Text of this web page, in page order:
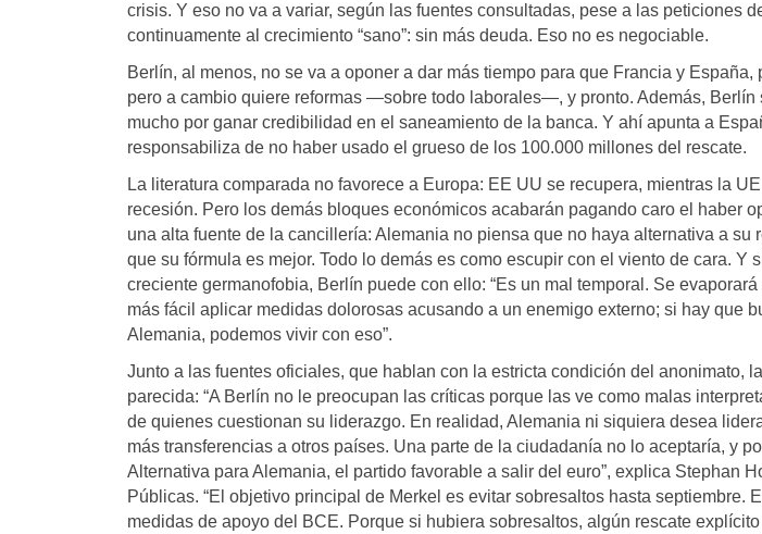
crisis. Y eso no va a variar, según las fuentes consultadas, pese a las peticiones
continuamente al crecimiento “sano”: sin más deuda. Eso no es negociable.
Berlín, al menos, no se va a oponer a dar más tiempo para que Francia y España,
pero a cambio quiere reformas —sobre todo laborales—, y pronto. Además, Berlín
mucho por ganar credibilidad en el saneamiento de la banca. Y ahí apunta a
responsabiliza de no haber usado el grueso de los 100.000 millones del rescate.
La literatura comparada no favorece a Europa: EE UU se recupera, mientras la
recesión. Pero los demás bloques económicos acabarán pagando caro el haber
una alta fuente de la cancillería: Alemania no piensa que no haya alternativa a su
que su fórmula es mejor. Todo lo demás es como escupir con el viento de cara. Y
creciente germanofobia, Berlín puede con ello: “Es un mal temporal. Se
más fácil aplicar medidas dolorosas acusando a un enemigo externo; si hay que
Alemania, podemos vivir con eso”.
Junto a las fuentes oficiales, que hablan con la estricta condición del anonimato,
parecida: “A Berlín no le preocupan las críticas porque las ve como malas
de quienes cuestionan su liderazgo. En realidad, Alemania ni siquiera desea
más transferencias a otros países. Una parte de la ciudadanía no lo aceptaría, y
Alternativa para Alemania, el partido favorable a salir del euro”, explica Stephan
Públicas. “El objetivo principal de Merkel es evitar sobresaltos hasta septiembre.
medidas de apoyo del BCE. Porque si hubiera sobresaltos, algún rescate